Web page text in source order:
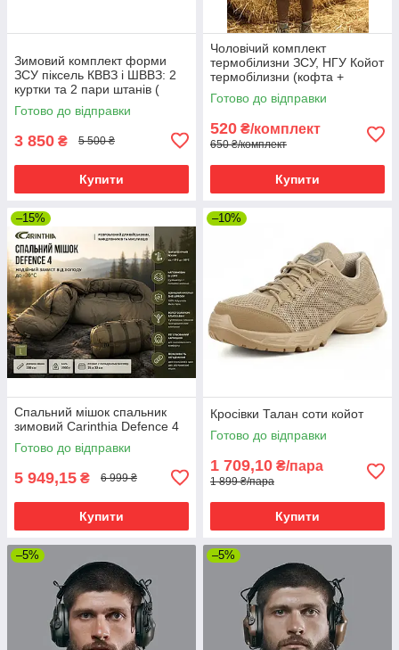
Зимовий комплект форми
ЗСУ піксель КВВЗ і ШВВЗ: 2
куртки та 2 пари штанів (
Комплект форми "чотирка")
Готово до відправки
3 850 ₴ 5 500 ₴
Купити
Чоловічий комплект
термобілизни ЗСУ, НГУ Койот
термобілизни (кофта +
штани), у кубики (карта)
мікрофліс
Готово до відправки
520 ₴/комплект
650 ₴/комплект
Купити
–15%
Спальний мішок спальник
зимовий Carinthia Defence 4
Готово до відправки
5 949,15 ₴ 6 999 ₴
Купити
–10%
Кросівки Талан соти койот
Готово до відправки
1 709,10 ₴/пара
1 899 ₴/пара
Купити
–5% –5%